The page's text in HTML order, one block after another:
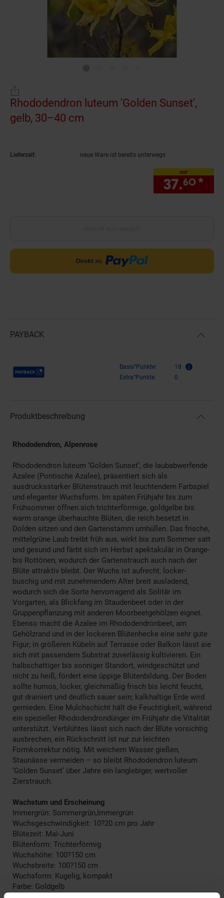
Rhododendron luteum 'Golden Sunset',
gelb, 30–40 cm
Lieferzeit: neue Ware ist bereits unterwegs
nur
37.60 *
PAYBACK
Payback Punkte Basis°Punkte:
18
Extra°Punkte:
0
Produktbeschreibung
Rhododendron, Alpenrose
Rhododendron luteum ‘Golden Sunset’, die laubabwerfende
Azalee (Pontische Azalee), präsentiert sich als
ausdrucksstarker Blütenstrauch mit leuchtendem Farbspiel
und eleganter Wuchsform. Im späten Frühjahr bis zum
Frühsommer öffnen sich trichterförmige, goldgelbe bis
warm orange überhauchte Blüten, die reich besetzt in
Dolden sitzen und den Gartenstamm umhüllen. Das frische,
mittelgrüne Laub treibt früh aus, wirkt bis zum Sommer satt
und gesund und färbt sich im Herbst spektakulär in Orange-
bis Rottönen, wodurch der Gartenstrauch auch nach der
Blüte attraktiv bleibt. Der Wuchs ist aufrecht, locker-
buschig und mit zunehmendem Alter breit ausladend,
wodurch sich die Sorte hervorragend als Solitär im
Vorgarten, als Blickfang im Staudenbeet oder in der
Gruppenpflanzung mit anderen Moorbeetgehölzen eignet.
Ebenso macht die Azalee im Rhododendronbeet, am
Gehölzrand und in der lockeren Blütenhecke eine sehr gute
Figur; in größeren Kübeln auf Terrasse oder Balkon lässt sie
sich mit passendem Substrat zuverlässig kultivieren. Ein
halbschattiger bis sonniger Standort, windgeschützt und
nicht zu heiß, fördert eine üppige Blütenbildung. Der Boden
sollte humos, locker, gleichmäßig frisch bis leicht feucht,
gut drainiert und deutlich sauer sein; kalkhaltige Erde wird
gemieden. Eine Mulchschicht hält die Feuchtigkeit, während
ein spezieller Rhododendrondünger im Frühjahr die Vitalität
unterstützt. Verblühtes lässt sich nach der Blüte vorsichtig
ausbrechen, ein Rückschnitt ist nur zur leichten
Formkorrektur nötig. Mit weichem Wasser gießen,
Staunässe vermeiden – so bleibt Rhododendron luteum
‘Golden Sunset’ über Jahre ein langlebiger, wertvoller
Zierstrauch.
Wachstum und Erscheinung
Immergrün: Sommergrün,Immergrün
Wuchsgeschwindigkeit: 10?20 cm pro Jahr
Blütezeit: Mai-Juni
Blütenform: Trichterförmig
Wuchshöhe: 100?150 cm
Wuchsbreite: 100?150 cm
Wuchsform: Kugelig, kompakt
Farbe: Goldgelb